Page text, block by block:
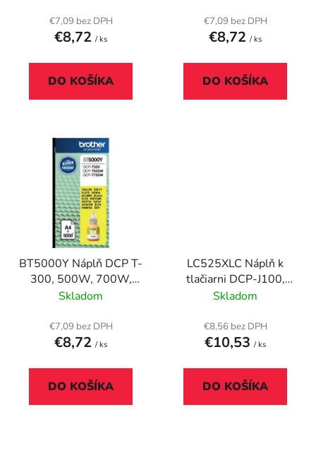
€7,09 bez DPH
€8,72 / ks
DO KOŠÍKA
€7,09 bez DPH
€8,72 / ks
DO KOŠÍKA
BT5000Y Náplň DCP T-
300, 500W, 700W,
BROTHER žltá, 5K
Skladom
€7,09 bez DPH
€8,72 / ks
DO KOŠÍKA
LC525XLC Náplň k
tlačiarni DCP-J100,
J105, BROTHER modrá,
Skladom
€8,56 bez DPH
€10,53 / ks
DO KOŠÍKA